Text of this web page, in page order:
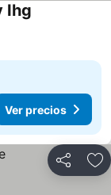
Ihg
Ver precios
Compartir